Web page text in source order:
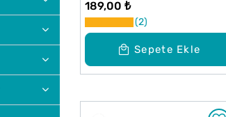
Sepete Ekle
189,00 ₺
2